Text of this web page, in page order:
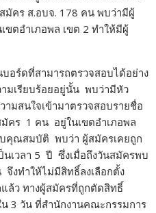
คร ส.อบจ. 178 คน พบว่ามีผู้
ตอำเภอพล เขต 2 ทำให้มีผู้
อร์ดที่สามารถตรวจสอบได้อย่าง
มเรียบร้อยอยู่นั้น พบว่ามีหัว
มสนใจเข้ามาตรวจสอบรายชื่อ
คร 1 คน อยู่ในเขตอำเภอพล
คุณสมบัติ พบว่า ผู้สมัครเคยถูก
นเวลา 5 ปี ซึ่งเมื่อถึงวันสมัครพบ
งทำให้ไม่มีสิทธิ์ลงเลือกตั้ง
ล้ว ทางผู้สมัครที่ถูกตัดสิทธิ์
3 วัน ที่สำนักงานคณะกรรมการ